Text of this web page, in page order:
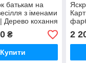
батькам на
з іменами
Дерево кохання
мохом
₴
Купити
2